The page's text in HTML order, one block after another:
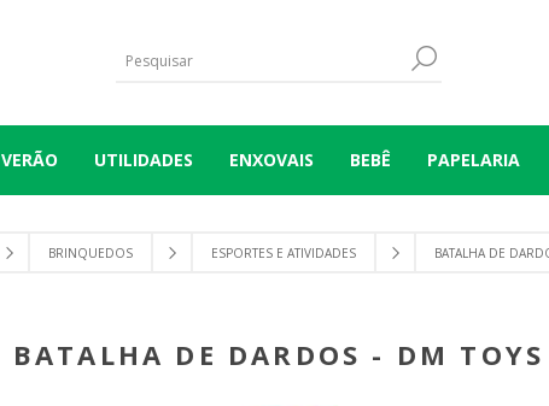
VERÃO UTILIDADES ENXOVAIS BEBÊ PAPELARIA
BRINQUEDOS ESPORTES E ATIVIDADES BATALHA DE
BATALHA DE DARDOS - DM TOYS